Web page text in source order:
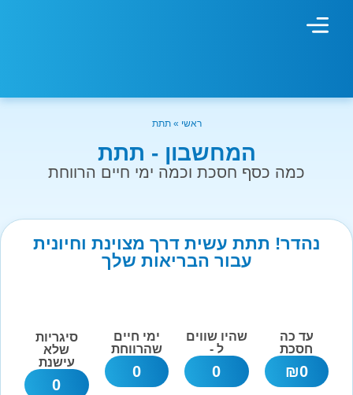
ראשי »תתת
המחשבון - תתת
כמה כסף חסכת וכמה ימי חיים הרווחת
נהדר! תתת עשית דרך מצוינת וחיונית
עבור הבריאות שלך
עד כה
חסכת
0
₪
שהיו שווים
ל -
0
ימי חיים
שהרווחת
0
סיגריות
שלא
עישנת
0